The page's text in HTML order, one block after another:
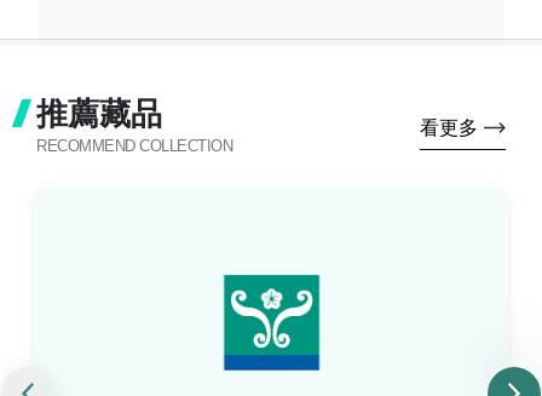
推薦藏品
RECOMMEND COLLECTION
看更多